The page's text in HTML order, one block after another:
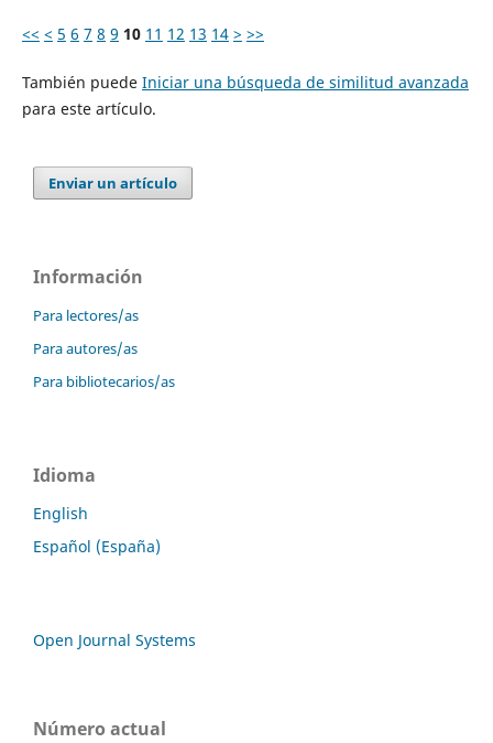
<< < 5 6 7 8 9 10 11 12 13 14 > >>
También puede Iniciar una búsqueda de similitud avanzada
para este artículo.
Enviar un artículo
Información
Para lectores/as
Para autores/as
Para bibliotecarios/as
Idioma
English
Español (España)
Open Journal Systems
Número actual